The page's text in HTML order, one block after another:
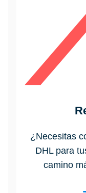
¿Necesitas
DHL para
camino